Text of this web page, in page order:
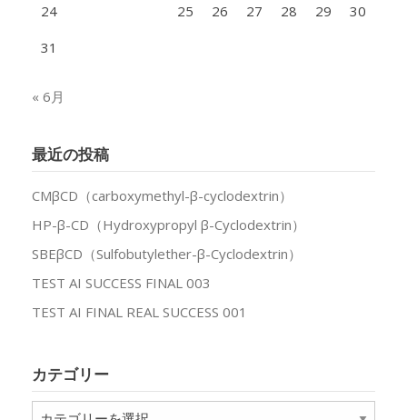
24
25 26 27 28 29
30
31
« 6月
最近の投稿
CMβCD（carboxymethyl-β-cyclodextrin）
HP-β-CD（Hydroxypropyl β-Cyclodextrin）
SBEβCD（Sulfobutylether-β-Cyclodextrin）
TEST AI SUCCESS FINAL 003
TEST AI FINAL REAL SUCCESS 001
カテゴリー